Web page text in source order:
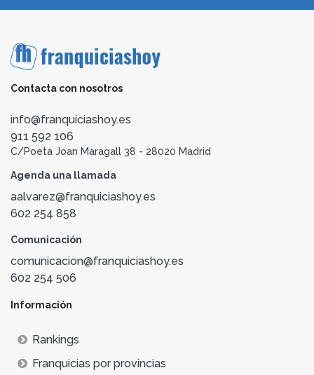
Contacta con nosotros
info@franquiciashoy.es
911 592 106
C/Poeta Joan Maragall 38 - 28020 Madrid
Agenda una llamada
aalvarez@franquiciashoy.es
602 254 858
Comunicación
comunicacion@franquiciashoy.es
602 254 506
Información
Rankings
Franquicias por provincias